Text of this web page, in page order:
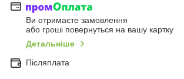
Ви отримаєте замовлення
або гроші повернуться на вашу картку
Детальніше
Післяплата